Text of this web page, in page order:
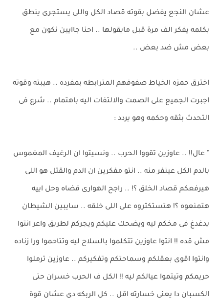
عشان النجع يفضل بقوته قصاد الكل واللى يستجرى ينطق
بكلمه يفكر الف مرة قبل مايقولها .. احنا جاايين نكون مع
بعض مش ضد بعض ..
اخترق حمزه الخياط صفوفهم المترابطه بمفرده .. هيبته وقوته
اجبرت الجميع على الصمت والالتفات اليه باهتمام .. شرع فى
التحدث بثقه وحكمه وهو يردد :
" عال!! .. عاوزين تقووا الحرب .. ونسيتوا ان الرغيف المغموس
بالدم الكل عينفر منه .. انتو مفكرين ان الدم والقتل هو اللى
هيرفعكم قصاد الخلق ؟! .. راجح الهوارى قضاه وحل اييه
هتمنعوه ؟! هتستكتروه على اللى خلقه .. سايبين الشيطان
يدغدغ فى مخكم ليه ويضحك عليكم ويجركم لطريق واعر انتوا
مش قده !! انتوا عاوزين تتكلموا بالسلاح ليه وتتاحموا ورا زناده
وانتوا اقوى بعقلكم وسماحتكم وتفكيركم .. عاوزين ترملوا
حريمكم وتيتموا عيالكم ليه !! الكل ف الحرب خسران حتى
الكسبان دا يعنى خسارته اقل .. كل الربكه دى عشان قوة